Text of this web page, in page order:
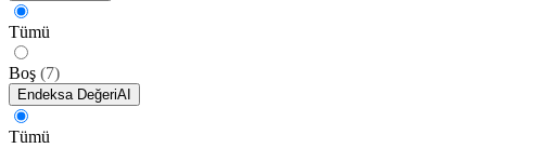
Tümü
Boş (7)
Endeksa DeğeriAI
Tümü